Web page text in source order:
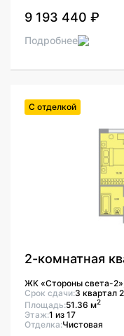
9 193 440 ₽
Подробнее
С отделкой
2-комнатная
ЖК «Стороны света-
Срок сдачи:3 квартал
Площадь:51.36 м2
Этаж:1 из 17
Отделка:Чистовая